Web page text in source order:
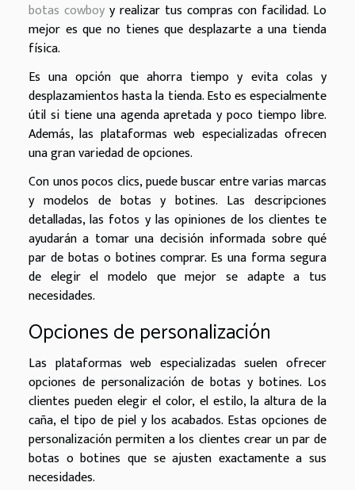
botas cowboy y realizar tus compras con facilidad. Lo
mejor es que no tienes que desplazarte a una tienda
física.
Es una opción que ahorra tiempo y evita colas y
desplazamientos hasta la tienda. Esto es especialmente
útil si tiene una agenda apretada y poco tiempo libre.
Además, las plataformas web especializadas ofrecen
una gran variedad de opciones.
Con unos pocos clics, puede buscar entre varias marcas
y modelos de botas y botines. Las descripciones
detalladas, las fotos y las opiniones de los clientes te
ayudarán a tomar una decisión informada sobre qué
par de botas o botines comprar. Es una forma segura
de elegir el modelo que mejor se adapte a tus
necesidades.
Opciones de personalización
Las plataformas web especializadas suelen ofrecer
opciones de personalización de botas y botines. Los
clientes pueden elegir el color, el estilo, la altura de la
caña, el tipo de piel y los acabados. Estas opciones de
personalización permiten a los clientes crear un par de
botas o botines que se ajusten exactamente a sus
necesidades.